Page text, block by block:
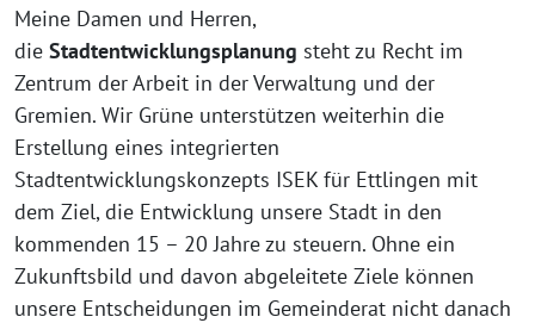
Meine Damen und Herren,
die Stadtentwicklungsplanung steht zu Recht im
Zentrum der Arbeit in der Verwaltung und der
Gremien. Wir Grüne unterstützen weiterhin die
Erstellung eines integrierten
Stadtentwicklungskonzepts ISEK für Ettlingen mit
dem Ziel, die Entwicklung unsere Stadt in den
kommenden 15 – 20 Jahre zu steuern. Ohne ein
Zukunftsbild und davon abgeleitete Ziele können
unsere Entscheidungen im Gemeinderat nicht danach